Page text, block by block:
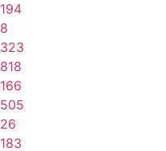
194
8
323
818
166
505
26
183